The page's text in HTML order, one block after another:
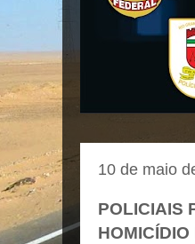
10 de maio
POLICIAIS